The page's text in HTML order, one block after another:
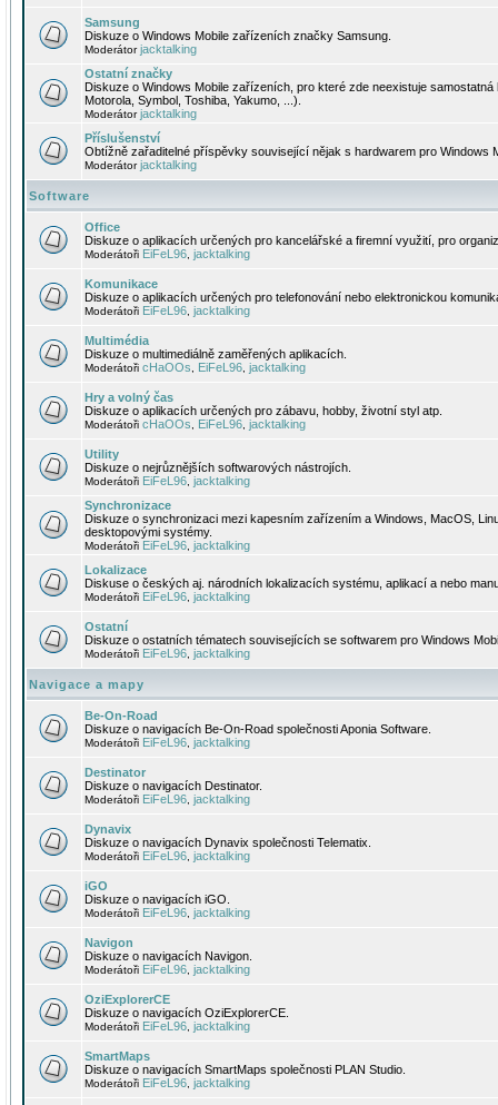
Samsung
Diskuze o Windows Mobile zařízeních značky Samsung.
Moderátorjacktalking
Ostatní značky
Diskuze o Windows Mobile zařízeních, pro které zde neexistuje
Motorola, Symbol, Toshiba, Yakumo, ...).
Moderátorjacktalking
Příslušenství
Obtížně zařaditelné příspěvky související nějak s hardwarem pro Windows
Moderátorjacktalking
Software
Office
Diskuze o aplikacích určených pro kancelářské a firemní využití, pro
Moderátoři EiFeL96 jacktalking
Komunikace
Diskuze o aplikacích určených pro telefonování nebo elektronickou
Moderátoři EiFeL96 jacktalking
Multimédia
Diskuze o multimediálně zaměřených aplikacích.
Moderátoři cHaOOs EiFeL96 jacktalking
Hry a volný čas
Diskuze o aplikacích určených pro zábavu, hobby, životní styl atp.
Moderátoři cHaOOs EiFeL96 jacktalking
Utility
Diskuze o nejrůznějších softwarových nástrojích.
Moderátoři EiFeL96 jacktalking
Synchronizace
Diskuze o synchronizaci mezi kapesním zařízením a Windows, MacOS,
desktopovými systémy.
Moderátoři EiFeL96 jacktalking
Lokalizace
Diskuse o českých aj. národních lokalizacích systému, aplikací a nebo
Moderátoři EiFeL96 jacktalking
Ostatní
Diskuze o ostatních tématech souvisejících se softwarem pro Windows
Moderátoři EiFeL96 jacktalking
Navigace a mapy
Be-On-Road
Diskuze o navigacích Be-On-Road společnosti Aponia Software.
Moderátoři EiFeL96 jacktalking
Destinator
Diskuze o navigacích Destinator.
Moderátoři EiFeL96 jacktalking
Dynavix
Diskuze o navigacích Dynavix společnosti Telematix.
Moderátoři EiFeL96 jacktalking
iGO
Diskuze o navigacích iGO.
Moderátoři EiFeL96 jacktalking
Navigon
Diskuze o navigacích Navigon.
Moderátoři EiFeL96 jacktalking
OziExplorerCE
Diskuze o navigacích OziExplorerCE.
Moderátoři EiFeL96 jacktalking
SmartMaps
Diskuze o navigacích SmartMaps společnosti PLAN Studio.
Moderátoři EiFeL96 jacktalking